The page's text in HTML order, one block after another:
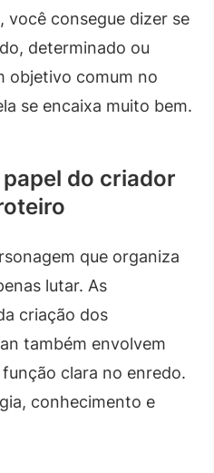
você consegue dizer se
determinado ou
objetivo comum no
se encaixa muito bem.
do criador
que organiza
lutar. As
criação dos
também envolvem
clara no enredo.
conhecimento e